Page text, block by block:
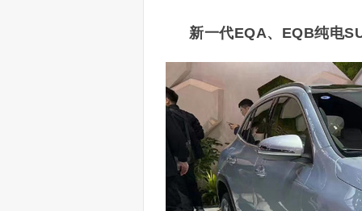
新一代EQA、EQB纯电